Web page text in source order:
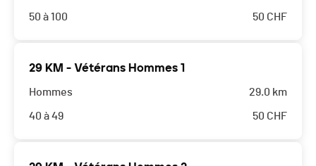
50 à 100 50 CHF
29 KM - Vétérans Hommes 1
Hommes
40 à 49
29.0 km
50 CHF